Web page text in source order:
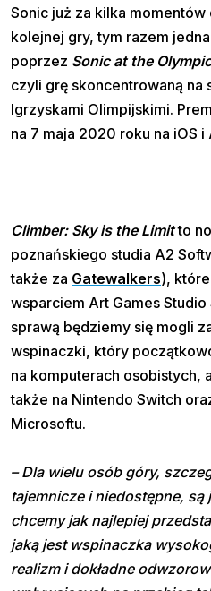
Sonic już za kilka
kolejnej gry, tym razem
poprzez Sonic at the
czyli grę skoncentrowaną na
Igrzyskami Olimpijskimi.
na 7 maja 2020 roku na iOS
Climber: Sky is the Limitto
poznańskiego studia A2
także za Gatewalkers),
wsparciem Art Games Studio
sprawą będziemy się mogli
wspinaczki, który
na komputerach osobistych,
także na Nintendo Switch
Microsoftu.
– Dla wielu osób góry,
tajemnicze i niedostępne,
chcemy jak najlepiej
jaką jest wspinaczka
realizm i dokładne